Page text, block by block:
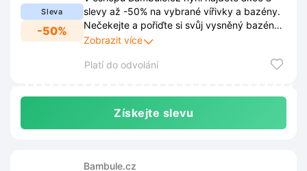
Sleva
-50%
slevy až -50% na vybrané vířivky a bazény.
Nečekejte a pořiďte si svůj vysněný bazén
nebo vířivku za akční cenu ještě dnes.
Zobrazit více
Platí do odvolání
Získejte slevu
Bambule.cz